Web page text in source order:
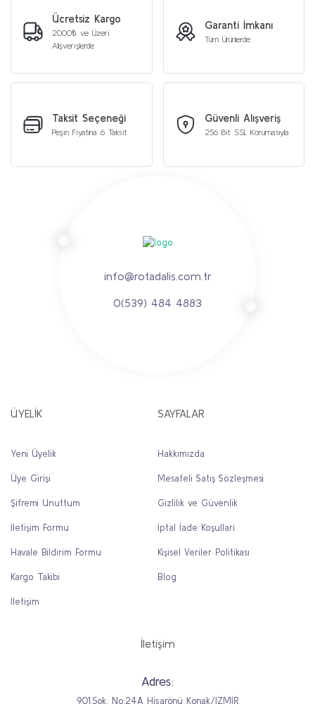
Ücretsiz Kargo
2000₺ ve Üzeri
Alışverişlerde
Garanti İmkanı
Tüm Ürünlerde
Taksit Seçeneği
Peşin Fiyatına 6 Taksit
Güvenli Alışveriş
256 Bit SSL Korumasıyla
info@rotadalis.com.tr
0(539) 484 4883
ÜYELİK
Yeni Üyelik
Üye Girişi
Şifremi Unuttum
İletişim Formu
Havale Bildirim Formu
Kargo Takibi
İletişim
SAYFALAR
Hakkımızda
Mesafeli Satış Sözleşmesi
Gizlilik ve Güvenlik
İptal İade Koşullari
Kişisel Veriler Politikası
Blog
İletişim
Adres:
901.Sok. No:24A Hisarönü Konak/İZMİR